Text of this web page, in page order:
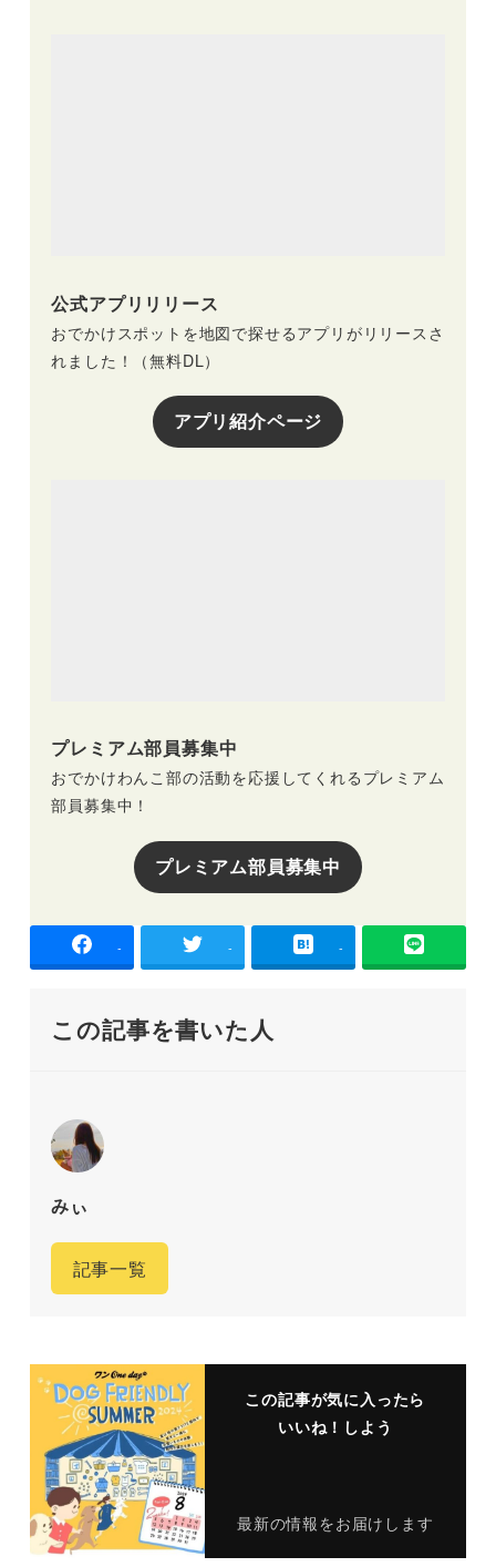
公式アプリリリース
おでかけスポットを地図で探せるアプリがリリースさ
れました！（無料DL）
アプリ紹介ページ
プレミアム部員募集中
おでかけわんこ部の活動を応援してくれるプレミアム
部員募集中！
プレミアム部員募集中
- - -
この記事を書いた人
みぃ
記事一覧
この記事が気に入ったら
いいね！しよう
最新の情報をお届けします